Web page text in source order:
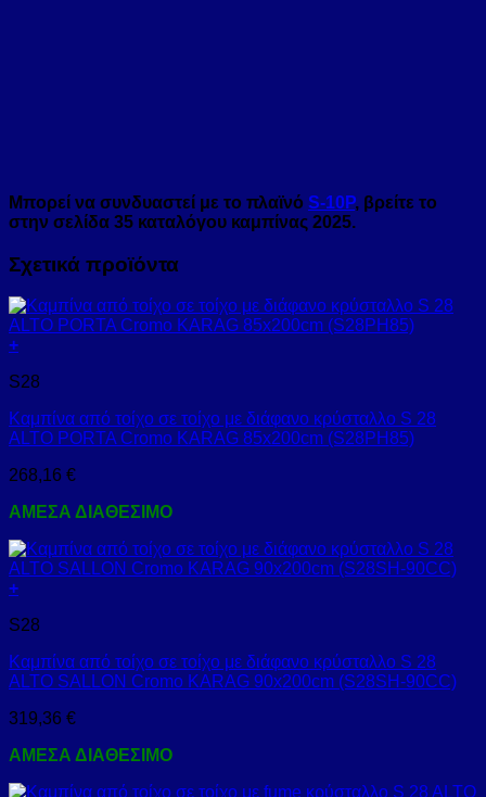
Μπορεί να συνδυαστεί με το πλαϊνό S-10P, βρείτε το
στην σελίδα 35 καταλόγου καμπίνας 2025.
Σχετικά προϊόντα
+
S28
Καμπίνα από τοίχο σε τοίχο με διάφανο κρύσταλλο S 28
ALTO PORTA Cromo KARAG 85x200cm (S28PH85)
268,16 €
ΑΜΕΣΑ ΔΙΑΘΕΣΙΜΟ
+
S28
Καμπίνα από τοίχο σε τοίχο με διάφανο κρύσταλλο S 28
ALTO SALLON Cromo KARAG 90x200cm (S28SH-90CC)
319,36 €
ΑΜΕΣΑ ΔΙΑΘΕΣΙΜΟ